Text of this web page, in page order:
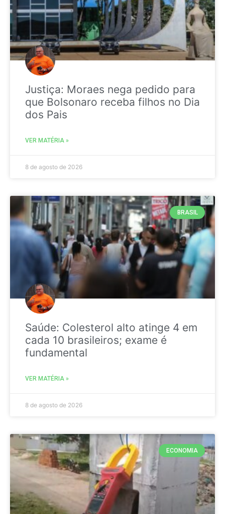
Justiça: Moraes nega pedido para
que Bolsonaro receba filhos no Dia
dos Pais
VER MATÉRIA »
8 de agosto de 2026
BRASIL
Saúde: Colesterol alto atinge 4 em
cada 10 brasileiros; exame é
fundamental
VER MATÉRIA »
8 de agosto de 2026
ECONOMIA